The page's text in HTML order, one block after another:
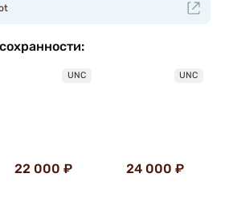
UNC
22 000 ₽
UNC
24 000 ₽